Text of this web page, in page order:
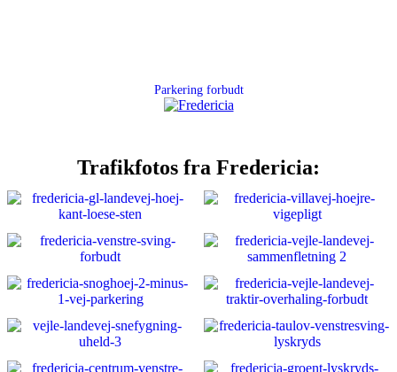
Parkering forbudt
Trafikfotos fra Fredericia: